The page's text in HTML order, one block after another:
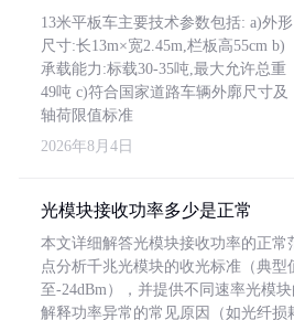
13米平板车主要技术参数包括: a)外形
尺寸:长13m×宽2.45m,栏板高55cm b)
承载能力:标载30-35吨,最大允许总重
49吨 c)符合国家道路车辆外廓尺寸及
轴荷限值标准
2026年8月4日
光模块接收功率多少是正常
本文详细解答光模块接收功率的正常
点分析千兆光模块的收光标准（典型
至-24dBm），并提供不同速率光模
解释功率异常的常见原因（如光纤损